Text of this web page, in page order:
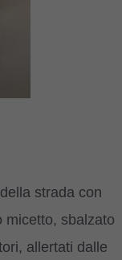
strada con
micetto, sbalzato
allertati dalle